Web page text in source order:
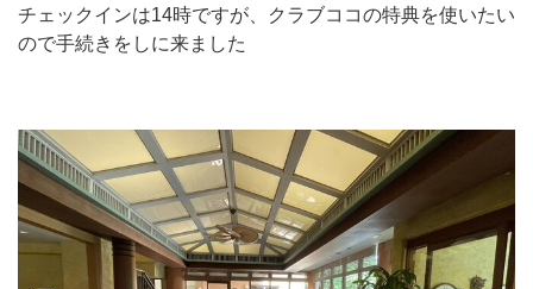
チェックインは14時ですが、クラブココの特典を使いたい
ので手続きをしに来ました